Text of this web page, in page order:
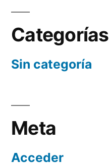
Categorías
Sin categoría
Meta
Acceder